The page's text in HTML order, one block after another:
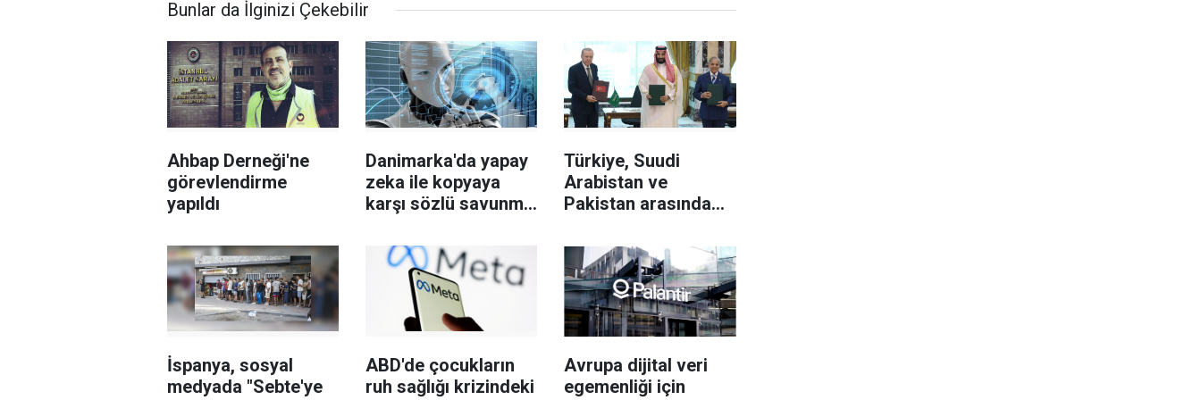
Bunlar da İlginizi Çekebilir
Ahbap Derneği'ne
görevlendirme
yapıldı
Danimarka'da yapay
zeka ile kopyaya
karşı sözlü savunma
Türkiye, Suudi
Arabistan ve
Pakistan arasında
Anlaşması"
imzalandı
İspanya, sosyal
medyada "Sebte'ye
ABD'de çocukların
ruh sağlığı krizindeki
Avrupa dijital veri
egemenliği için